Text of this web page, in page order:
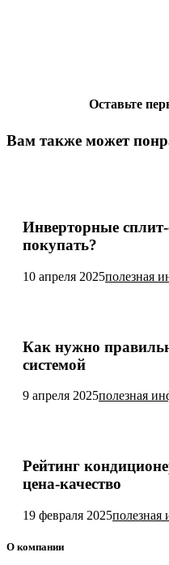
Оставьте
Вам также может
Инверторные
покупать?
10 апреля 2025полезная
Как нужно
системой
9 апреля 2025полезная
Рейтинг
цена-качество
19 февраля 2025полезная
О компании